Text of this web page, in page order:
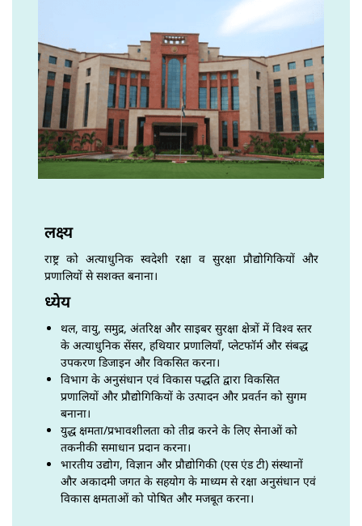
लक्ष्य
राष्ट्र को अत्याधुनिक स्वदेशी रक्षा व सुरक्षा प्रौद्योगिकियों और
प्रणालियों से सशक्त बनाना।
ध्येय
थल, वायु, समुद्र, अंतरिक्ष और साइबर सुरक्षा क्षेत्रों में विश्व स्तर
के अत्याधुनिक सेंसर, हथियार प्रणालियाँ, प्लेटफॉर्म और संबद्ध
उपकरण डिजाइन और विकसित करना।
विभाग के अनुसंधान एवं विकास पद्धति द्वारा विकसित
प्रणालियों और प्रौद्योगिकियों के उत्पादन और प्रवर्तन को सुगम
बनाना।
युद्ध क्षमता/प्रभावशीलता को तीव्र करने के लिए सेनाओं को
तकनीकी समाधान प्रदान करना।
भारतीय उद्योग, विज्ञान और प्रौद्योगिकी (एस एंड टी) संस्थानों
और अकादमी जगत के सहयोग के माध्यम से रक्षा अनुसंधान एवं
विकास क्षमताओं को पोषित और मजबूत करना।